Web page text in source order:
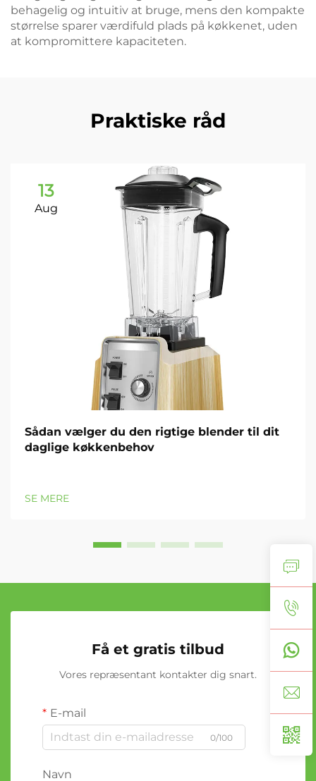
behagelig og intuitiv at bruge, mens den kompakte
størrelse sparer værdifuld plads på køkkenet, uden
at kompromittere kapaciteten.
Praktiske råd
13
Aug
Sådan vælger du den rigtige blender til dit
daglige køkkenbehov
SE MERE
Få et gratis tilbud
Vores repræsentant kontakter dig snart.
E-mail
0/100
Navn